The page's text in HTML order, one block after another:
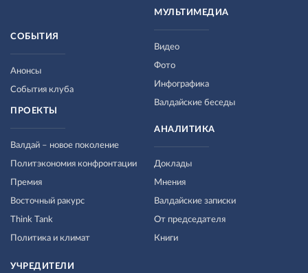
МУЛЬТИМЕДИА
Видео
Фото
Инфографика
Валдайские беседы
СОБЫТИЯ
Анонсы
События клуба
ПРОЕКТЫ
Валдай – новое поколение
Политэкономия конфронтации
Премия
Восточный ракурс
Think Tank
Политика и климат
АНАЛИТИКА
Доклады
Мнения
Валдайские записки
От председателя
Книги
УЧРЕДИТЕЛИ